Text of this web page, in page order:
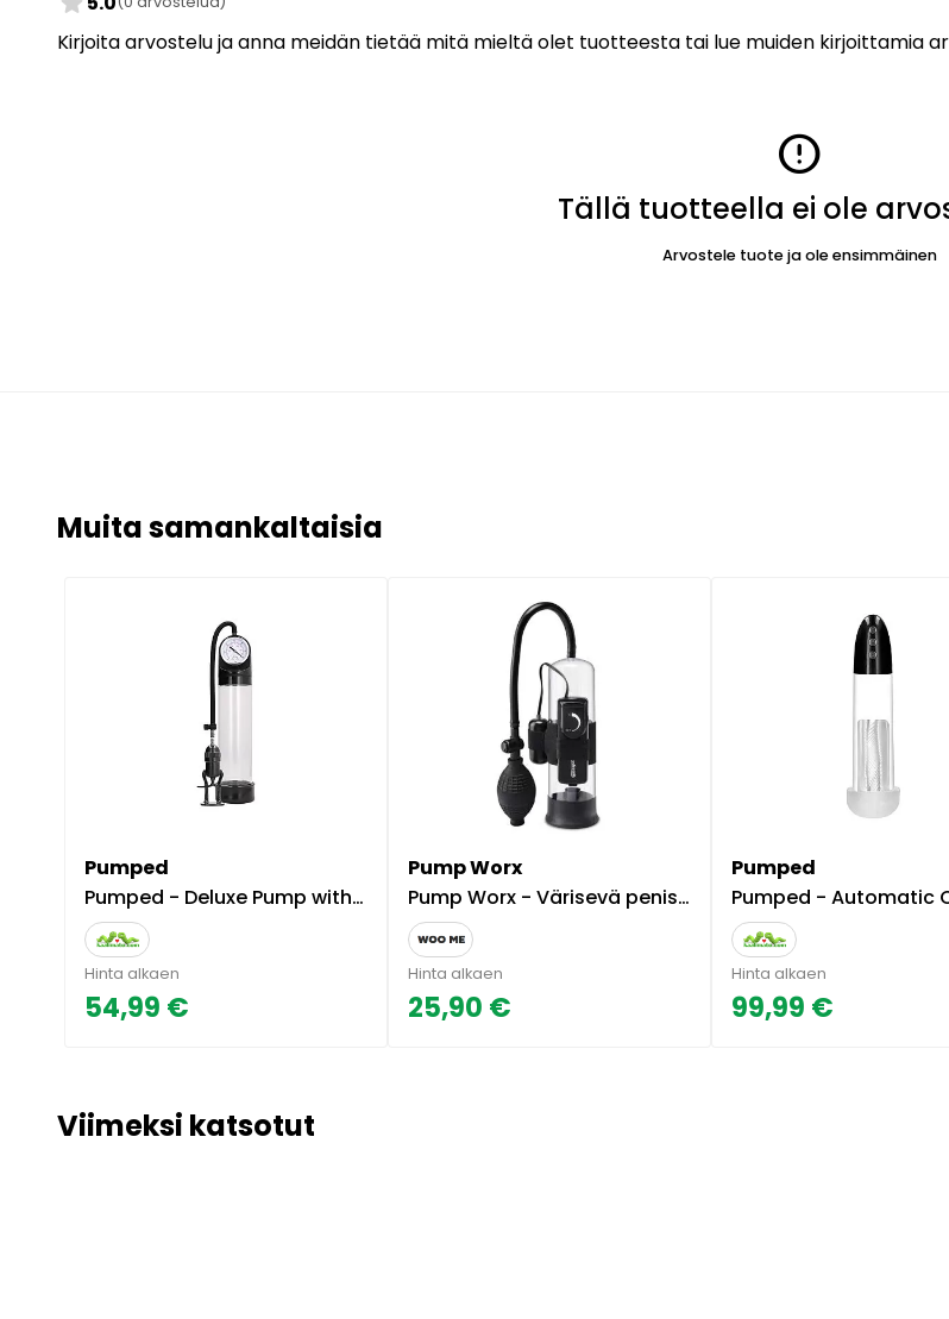
Kirjoita arvostelu ja anna meidän tietää mitä mieltä olet tuotteesta tai lue muiden kirjoittamia
error
Tällä tuotteella ei ole
Arvostele tuote ja ole ensimmäinen
Muita samankaltaisia
Pumped
Pumped - Deluxe Pump with PSI Gauge, penispumppu
Hinta alkaen
54,99 €
Pump Worx
Pump Worx - Värisevä penispumppu aloittelijalle
Hinta alkaen
25,90 €
Pumped
Pumped - Automatic Cyber moottoroitu
Hinta alkaen
99,99 €
Viimeksi katsotut